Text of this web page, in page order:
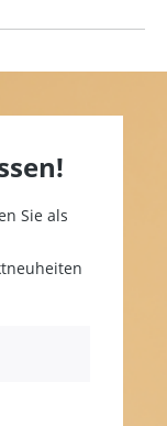
Sie als